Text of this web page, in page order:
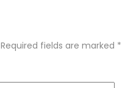
Required fields are marked *